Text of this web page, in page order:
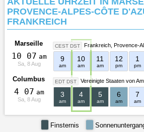
PROVENCE-ALPES-CÔTE
FRANKREICH
Marseille CEST DST Frankreich Provence-
10 07 am
Sa, 8 Aug
9
am
10
am
11
am
12
pm
1
pm
Columbus EDT DST Vereinigte Staaten von
4 07 am
Sa, 8 Aug
3
am
4
am
5
am
6
am
7
am
Finsternis